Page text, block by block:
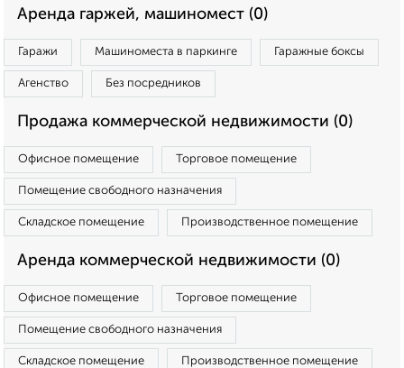
Аренда гаржей, машиномест (0)
Гаражи Машиноместа в паркинге Гаражные боксы
Агенство Без посредников
Продажа коммерческой недвижимости (0)
Офисное помещение Торговое помещение
Помещение свободного назначения
Складское помещение Производственное помещение
Аренда коммерческой недвижимости (0)
Офисное помещение Торговое помещение
Помещение свободного назначения
Складское помещение Производственное помещение